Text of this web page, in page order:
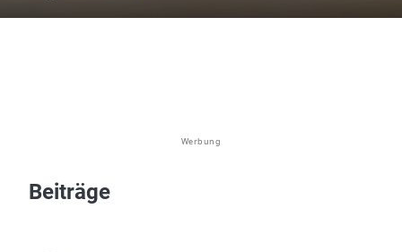
Werbung
Beiträge